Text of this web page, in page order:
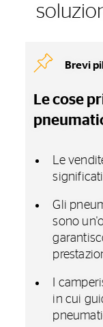
Brevi
Le cose
Le
Gli
sono
I
in cui